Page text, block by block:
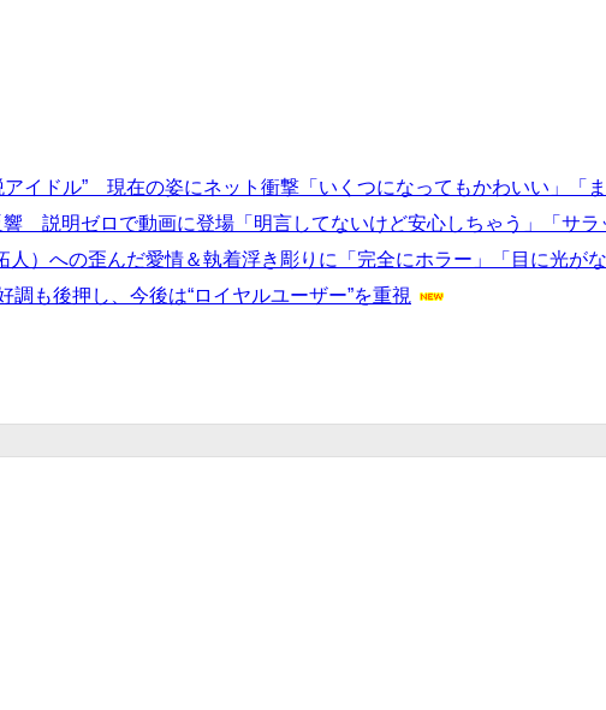
アイドル” 現在の姿にネット衝撃「いくつになってもかわいい」「ま
説明ゼロで動画に登場「明言してないけど安心しちゃう」「サラ
）への歪んだ愛情＆執着浮き彫りに「完全にホラー」「目に光が
も後押し、今後は“ロイヤルユーザー”を重視